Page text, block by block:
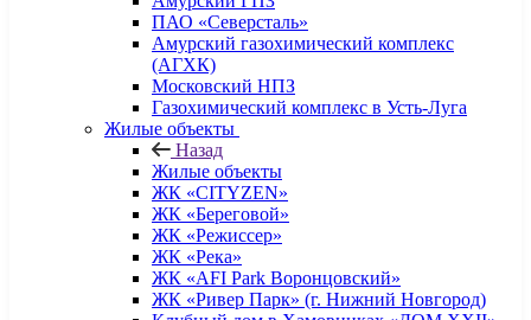
ПАО «Северсталь»
Амурский газохимический комплекс
(АГХК)
Московский НПЗ
Газохимический комплекс в Усть-Луга
Жилые объекты
Назад
Жилые объекты
ЖК «CITYZEN»
ЖК «Береговой»
ЖК «Режиссер»
ЖК «Река»
ЖК «AFI Park Воронцовский»
ЖК «Ривер Парк» (г. Нижний Новгород)